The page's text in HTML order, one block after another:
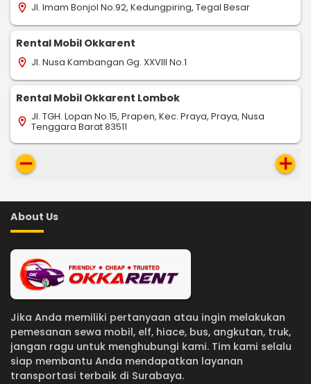
location_on Jl. Imam Bonjol No.92, Kedungpiring, Tegal Besar
Rental Mobil Okkarent
location_on Jl. Nusa Kambangan Gg. XXVIII No.1
Rental Mobil Okkarent Lombok
location_on Jl. TGH. Lopan No.15, Prapen, Kec. Praya, Praya, Nusa
Tenggara Barat 83511
remove add
About Us
Jika Anda memiliki pertanyaan atau ingin melakukan
pemesanan sewa mobil, elf, hiace, bus, angkutan, truk,
jangan ragu untuk menghubungi kami. Tim kami selalu
siap membantu Anda mendapatkan layanan
transportasi terbaik di Surabaya.